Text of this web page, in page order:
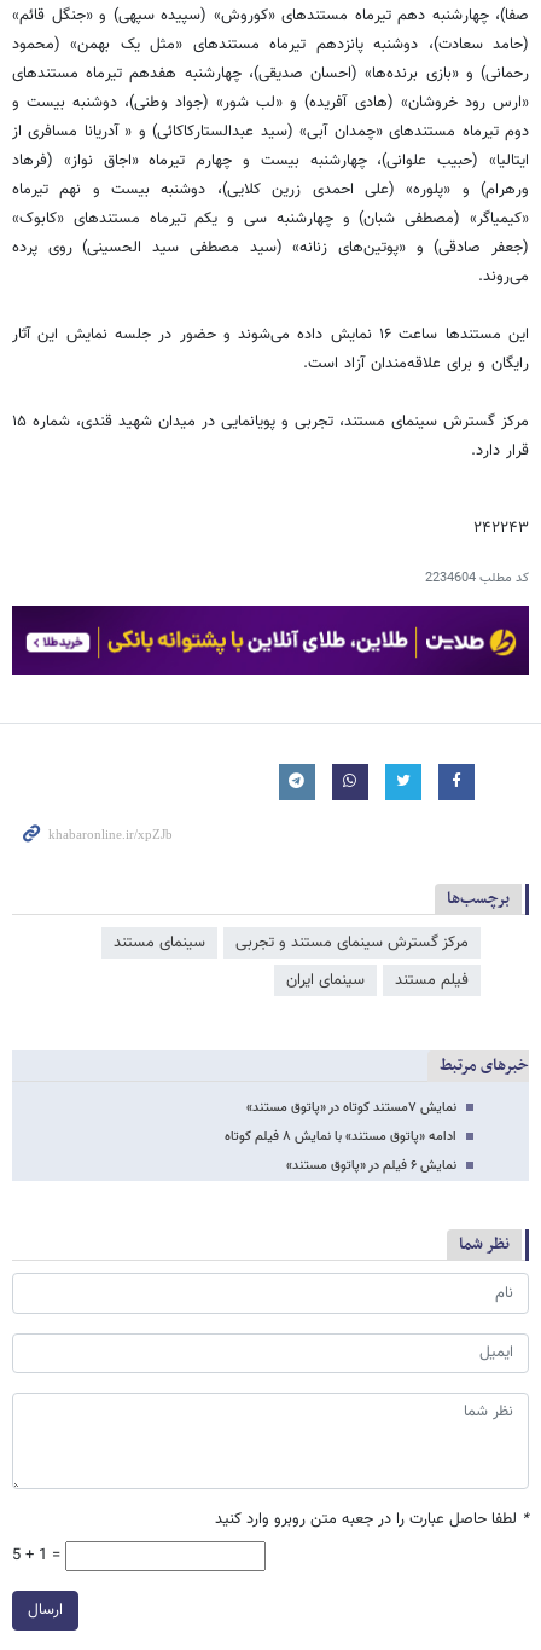
صفا)، چهارشنبه دهم تیرماه مستندهای «کوروش» (سپیده سپهی) و «جنگل قائم»
(حامد سعادت)، دوشنبه پانزدهم تیرماه مستندهای «مثل یک بهمن» (محمود
رحمانی) و «بازی برنده‌ها» (احسان صدیقی)، چهارشنبه هفدهم تیرماه مستندهای
«ارس رود خروشان» (هادی آفریده) و «لب شور» (جواد وطنی)، دوشنبه بیست و
دوم تیرماه مستندهای «چمدان آبی» (سید عبدالستارکاکائی) و « آدریانا مسافری از
ایتالیا» (حبیب علوانی)، چهارشنبه بیست و چهارم تیرماه «اجاق نواز» (فرهاد
ورهرام) و «پلوره» (علی احمدی زرین کلایی)، دوشنبه بیست و نهم تیرماه
«کیمیاگر» (مصطفی شبان) و چهارشنبه سی و یکم تیرماه مستندهای «کابوک»
(جعفر صادقی) و «پوتین‌های زنانه» (سید مصطفی سید الحسینی) روی پرده
می‌روند.
این مستندها ساعت ۱۶ نمایش داده می‎‌شوند و حضور در جلسه نمایش این آثار
رایگان و برای علاقه‌مندان آزاد است.
مرکز گسترش سینمای مستند، تجربی و پویانمایی در میدان شهید قندی، شماره ۱۵
قرار دارد.
۲۴۲۲۴۳
کد مطلب2234604
برچسب‌ها
مرکز گسترش سینمای مستند و تجربی
سینمای مستند
فیلم مستند
سینمای ایران
خبرهای مرتبط
نمایش ۷مستند کوتاه در «پاتوق مستند»
ادامه «پاتوق مستند» با نمایش ۸ فیلم کوتاه
نمایش ۶ فیلم در «پاتوق مستند»
نظر شما
* لطفا حاصل عبارت را در جعبه متن روبرو وارد کنید
5 + 1 =
ارسال